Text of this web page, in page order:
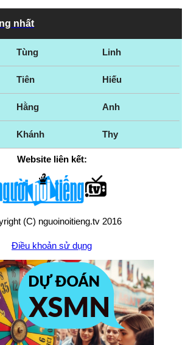
nhất
Tùng Linh
Tiên Hiếu
Hằng Anh
Khánh Thy
Website liên kết:
(C) nguoinoitieng.tv 2016
Điều khoản sử dụng
sách quyền riêng tư